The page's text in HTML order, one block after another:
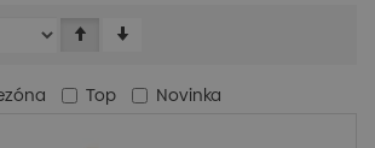
Top Novinka